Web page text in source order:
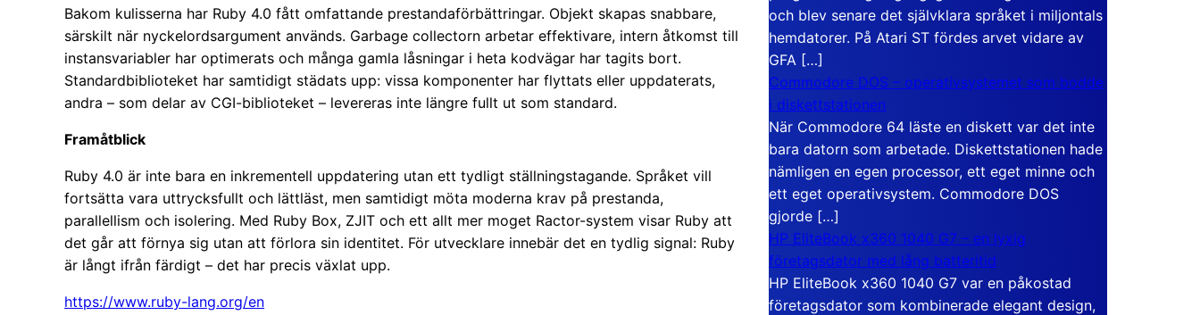
Bakom kulisserna har Ruby 4.0 fått omfattande prestandaförbättringar. Objekt skapas snabbare,
särskilt när nyckelordsargument används. Garbage collectorn arbetar effektivare, intern åtkomst till
instansvariabler har optimerats och många gamla låsningar i heta kodvägar har tagits bort.
Standardbiblioteket har samtidigt städats upp: vissa komponenter har flyttats eller uppdaterats,
andra – som delar av CGI-biblioteket – levereras inte längre fullt ut som standard.
Framåtblick
Ruby 4.0 är inte bara en inkrementell uppdatering utan ett tydligt ställningstagande. Språket vill
fortsätta vara uttrycksfullt och lättläst, men samtidigt möta moderna krav på prestanda,
parallellism och isolering. Med Ruby Box, ZJIT och ett allt mer moget Ractor-system visar Ruby att
det går att förnya sig utan att förlora sin identitet. För utvecklare innebär det en tydlig signal: Ruby
är långt ifrån färdigt – det har precis växlat upp.
https://www.ruby-lang.org/en
och blev senare det självklara språket i miljontals
hemdatorer. På Atari ST fördes arvet vidare av
GFA […]
Commodore DOS – operativsystemet som bodde
i diskettstationen
När Commodore 64 läste en diskett var det inte
bara datorn som arbetade. Diskettstationen hade
nämligen en egen processor, ett eget minne och
ett eget operativsystem. Commodore DOS
gjorde […]
HP EliteBook x360 1040 G7 – en lyxig
företagsdator med lång batteritid
HP EliteBook x360 1040 G7 var en påkostad
företagsdator som kombinerade elegant design,